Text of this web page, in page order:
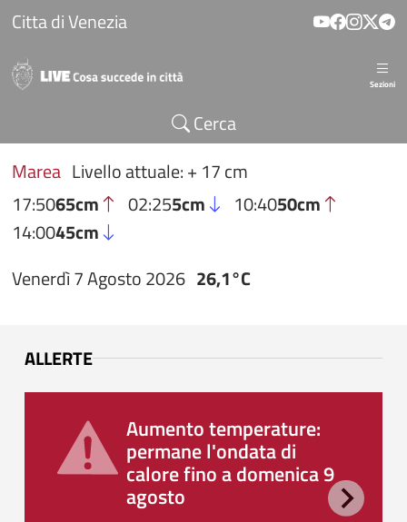
Salta al contenuto principale
Citta di Venezia
Sezioni
Cerca
Marea Livello attuale: + 17 cm
17:5065cm 02:255cm 10:4050cm
14:0045cm
Venerdì 7 Agosto 2026 26,1°C
ALLERTE
Aumento temperature:
permane l'ondata di
calore fino a domenica 9
agosto